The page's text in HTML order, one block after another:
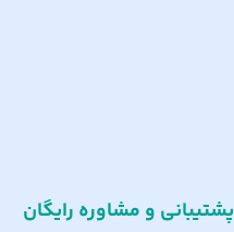
پشتیبانی و مشاوره رایگان